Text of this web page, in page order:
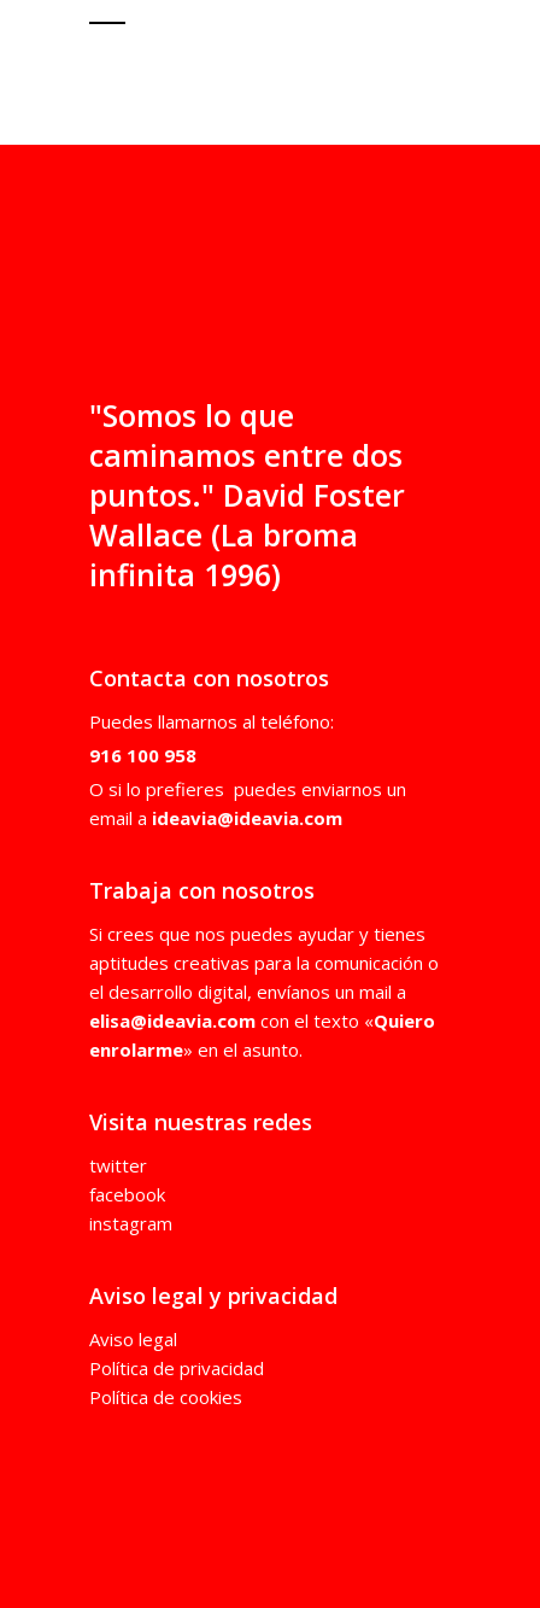
"Somos lo que
caminamos entre dos
puntos." David Foster
Wallace (La broma
infinita 1996)
Contacta con nosotros
Puedes llamarnos al teléfono:
916 100 958
O si lo prefieres puedes enviarnos un
email a ideavia@ideavia.com
Trabaja con nosotros
Si crees que nos puedes ayudar y tienes
aptitudes creativas para la comunicación o
el desarrollo digital, envíanos un mail a
elisa@ideavia.com con el texto «Quiero
enrolarme» en el asunto.
Visita nuestras redes
twitter
facebook
instagram
Aviso legal y privacidad
Aviso legal
Política de privacidad
Política de cookies